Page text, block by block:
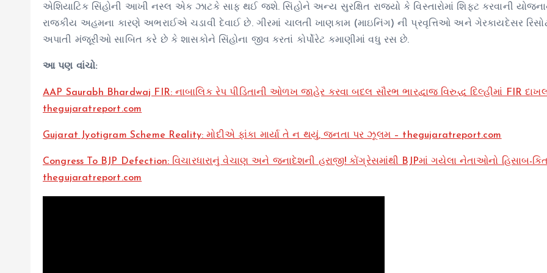
એશિયાટિક સિંહોની આખી નસ્લ એક ઝાટકે સાફ થઈ જશે. સિંહોને અન્ય સુરક્ષિત રાજ્યો કે વિસ્તારોમાં શિફ્ટ કરવાની
રાજકીય અહમના કારણે અભરાઈએ ચડાવી દેવાઈ છે. ગીરમાં ચાલતી ખાણકામ (માઇનિંગ) ની પ્રવૃત્તિઓ અને ગેરકાયદેસર
અપાતી મંજૂરીઓ સાબિત કરે છે કે શાસકોને સિંહોના જીવ કરતાં કોર્પોરેટ કમાણીમાં વધુ રસ છે.
આ પણ વાંચો:
AAP Saurabh Bhardwaj FIR: નાબાલિક રેપ પીડિતાની ઓળખ જાહેર કરવા બદલ સૌરભ ભારદ્વાજ વિરુદ્ધ દિલ્હીમાં FIR
thegujaratreport.com
Gujarat Jyotigram Scheme Reality: મોદીએ ફાંકા માર્યા તે ન થયું, જનતા પર ઝૂલમ – thegujaratreport.com
Congress To BJP Defection: વિચારધારાનું વેચાણ અને જનાદેશની હરાજી! કોંગ્રેસમાંથી BJPમાં ગયેલા નેતાઓનો હિસાબ-
thegujaratreport.com